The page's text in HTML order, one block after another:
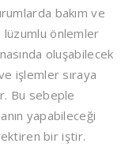
bakım ve
lüzumlu önlemler
oluşabilecek
işlemler sıraya
Bu sebeple
yapabileceği
bir iştir.